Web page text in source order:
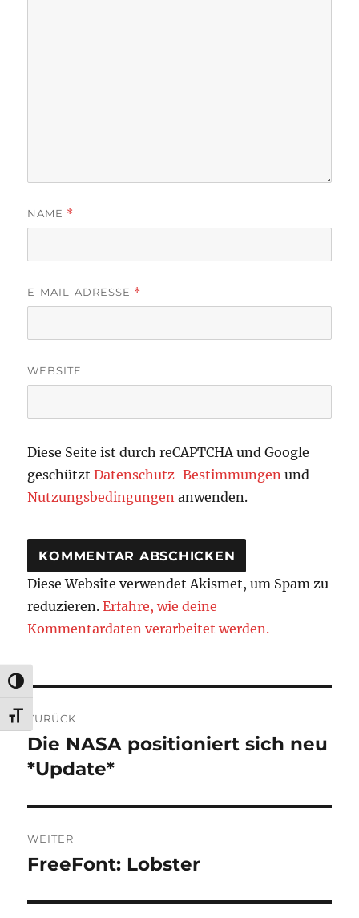
UMSCHALTEN AUF HOHE KONTRASTE
SCHRIFT VERGRÖSSERN
NAME *
E-MAIL-ADRESSE *
WEBSITE
Diese Seite ist durch reCAPTCHA und Google
geschütztDatenschutz-Bestimmungen und
Nutzungsbedingungen anwenden.
Diese Website verwendet Akismet, um Spam zu
reduzieren.Erfahre, wie deine
Kommentardaten verarbeitet werden.
Beitragsnavigation
ZURÜCK
Vorheriger
Beitrag:
Die NASA positioniert sich neu
*Update*
WEITER
Nächster
FreeFont: Lobster